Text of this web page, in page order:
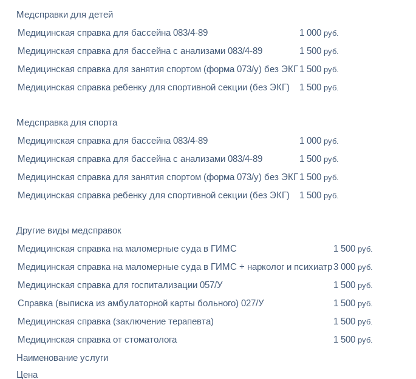
Медсправки для детей
Медицинская справка для бассейна 083/4-89
1 000 руб.
Медицинская справка для бассейна с анализами 083/4-89 1 500 руб.
Медицинская справка для занятия спортом (форма 073/у) без ЭКГ1 500 руб.
Медицинская справка ребенку для спортивной секции (без ЭКГ) 1 500 руб.
Медсправка для спорта
Медицинская справка для бассейна 083/4-89
1 000 руб.
Медицинская справка для бассейна с анализами 083/4-89 1 500 руб.
Медицинская справка для занятия спортом (форма 073/у) без ЭКГ1 500 руб.
Медицинская справка ребенку для спортивной секции (без ЭКГ) 1 500 руб.
Другие виды медсправок
Медицинская справка на маломерные суда в ГИМС
1 500 руб.
Медицинская справка на маломерные суда в ГИМС + нарколог и психиатр3 000 руб.
Медицинская справка для госпитализации 057/У 1 500 руб.
Справка (выписка из амбулаторной карты больного) 027/У 1 500 руб.
Медицинская справка (заключение терапевта) 1 500 руб.
Медицинская справка от стоматолога 1 500 руб.
Наименование услуги
Цена